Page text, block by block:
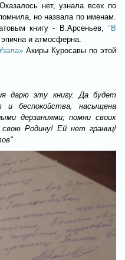
нет, узнала всех по
но назвала по именам.
книгу - В.Арсеньев, "В
и атмосферна.
Акиры Куросавы по этой
дарю эту книгу. Да будет
беспокойства, насыщена
дерзаниями; помни своих
свою Родину! Ей нет границ!